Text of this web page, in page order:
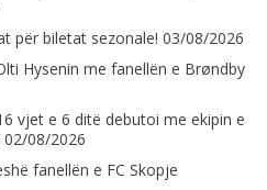
për biletat sezonale! 03/08/2026
Hysenin me fanellën e Brøndby
vjet e 6 ditë debutoi me ekipin e
02/08/2026
fanellën e FC Skopje